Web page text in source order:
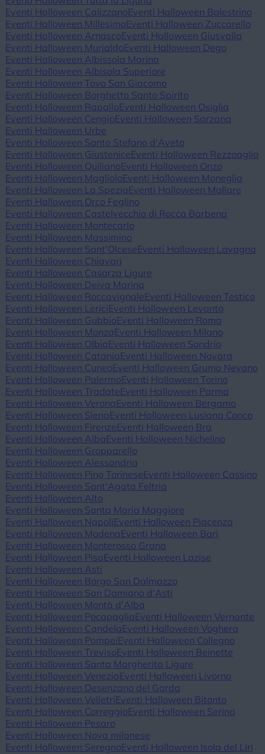
Eventi Halloween CalizzanoEventi Halloween Balestrino
Eventi Halloween MillesimoEventi Halloween Zuccarello
Eventi Halloween ArnascoEventi Halloween Giusvalla
Eventi Halloween MurialdoEventi Halloween Dego
Eventi Halloween Albissola Marina
Eventi Halloween Albisola Superiore
Eventi Halloween Tovo San Giacomo
Eventi Halloween Borghetto Santo Spirito
Eventi Halloween RapalloEventi Halloween Osiglia
Eventi Halloween CengioEventi Halloween Sarzana
Eventi Halloween Urbe
Eventi Halloween Santo Stefano d'Aveto
Eventi Halloween GiusteniceEventi Halloween Rezzoaglio
Eventi Halloween QuilianoEventi Halloween Onzo
Eventi Halloween MaglioloEventi Halloween Moneglia
Eventi Halloween La Spezia Eventi Halloween Mallare
Eventi Halloween Orco Feglino
Eventi Halloween Castelvecchio di Rocca Barbena
Eventi Halloween Montecarlo
Eventi Halloween Massimino
Eventi Halloween Sant'OlceseEventi Halloween Lavagna
Eventi Halloween Chiavari
Eventi Halloween Casarza Ligure
Eventi Halloween Deiva Marina
Eventi Halloween RoccavignaleEventi Halloween Testico
Eventi Halloween LericiEventi Halloween Levanto
Eventi Halloween GubbioEventi Halloween Roma
Eventi Halloween Monza Eventi Halloween Milano
Eventi Halloween Olbia Eventi Halloween Sondrio
Eventi Halloween Catania Eventi Halloween Novara
Eventi Halloween CuneoEventi Halloween Grumo Nevano
Eventi Halloween PalermoEventi Halloween Torino
Eventi Halloween TradateEventi Halloween Parma
Eventi Halloween Verona Eventi Halloween Bergamo
Eventi Halloween Siena Eventi Halloween Lusiana Conco
Eventi Halloween FirenzeEventi Halloween Bra
Eventi Halloween Alba Eventi Halloween Nichelino
Eventi Halloween Gropparello
Eventi Halloween Alessandria
Eventi Halloween Pino TorineseEventi Halloween Cassino
Eventi Halloween Sant'Agata Feltria
Eventi Halloween Alto
Eventi Halloween Santa Maria Maggiore
Eventi Halloween NapoliEventi Halloween Piacenza
Eventi Halloween Modena Eventi Halloween Bari
Eventi Halloween Monterosso Grana
Eventi Halloween Pisa Eventi Halloween Lazise
Eventi Halloween Asti
Eventi Halloween Borgo San Dalmazzo
Eventi Halloween San Damiano d'Asti
Eventi Halloween Montà d'Alba
Eventi Halloween Pocapaglia Eventi Halloween Vernante
Eventi Halloween Candela Eventi Halloween Voghera
Eventi Halloween PompeiEventi Halloween Collegno
Eventi Halloween TrevisoEventi Halloween Beinette
Eventi Halloween Santa Margherita Ligure
Eventi Halloween Venezia Eventi Halloween Livorno
Eventi Halloween Desenzano del Garda
Eventi Halloween VelletriEventi Halloween Bitonto
Eventi Halloween CorreggioEventi Halloween Serina
Eventi Halloween Pesaro
Eventi Halloween Nova milanese
Eventi Halloween SeregnoEventi Halloween Isola del Liri